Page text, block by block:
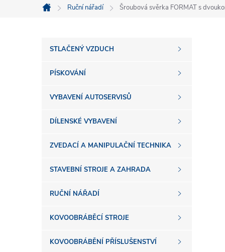
Domů
Ruční nářadí Šroubová svěrka FORMAT s
P
o
s
a
n
n
STLAČENÝ VZDUCH
PÍSKOVÁNÍ
VYBAVENÍ AUTOSERVISŮ
DÍLENSKÉ VYBAVENÍ
ZVEDACÍ A MANIPULAČNÍ TECHNIKA
STAVEBNÍ STROJE A ZAHRADA
RUČNÍ NÁŘADÍ
KOVOOBRÁBĚCÍ STROJE
KOVOOBRÁBĚNÍ PŘÍSLUŠENSTVÍ